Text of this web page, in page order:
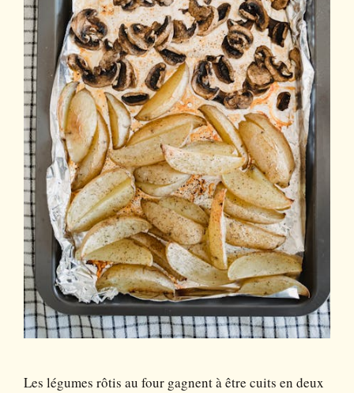
Les légumes rôtis au four gagnent à être cuits en deux